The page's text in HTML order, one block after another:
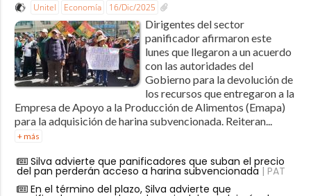
Unitel Economía 16/Dic/2025
Dirigentes del sector
panificador afirmaron este
lunes que llegaron a un acuerdo
con las autoridades del
Gobierno para la devolución de
los recursos que entregaron a la
Empresa de Apoyo a la Producción de Alimentos (Emapa)
para la adquisición de harina subvencionada. Reiteran...
+ más
Silva advierte que panificadores que suban el precio
del pan perderán acceso a harina subvencionada | PAT
En el término del plazo, Silva advierte que